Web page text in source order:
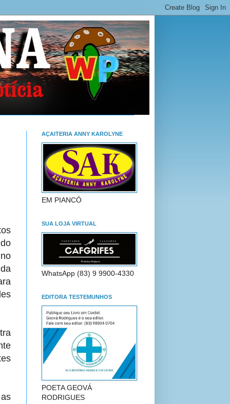
AÇAITERIA ANNY KAROLYNE
EM PIANCÓ
SUA LOJA VIRTUAL
WhatsApp (83) 9 9900-4330
EDITORA TESTEMUNHOS
POETA GEOVÁ
RODRIGUES